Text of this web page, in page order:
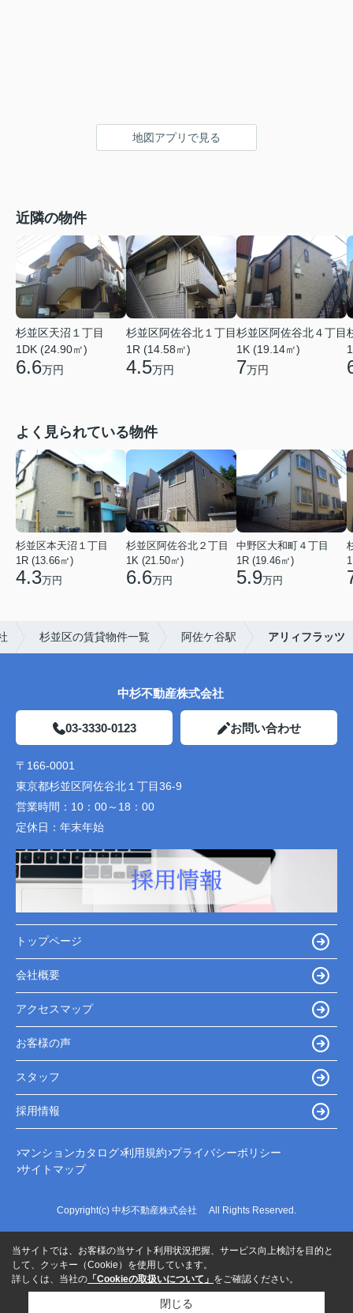
地図アプリで見る
近隣の物件
杉並区天沼１丁目
1DK (24.90㎡)
6.6万円
杉並区阿佐谷北１丁目
1R (14.58㎡)
4.5万円
杉並区阿佐谷北４丁目
1K (19.14㎡)
7万円
よく見られている物件
杉並区本天沼１丁目
1R (13.66㎡)
4.3万円
杉並区阿佐谷北２丁目
1K (21.50㎡)
6.6万円
中野区大和町４丁目
1R (19.46㎡)
5.9万円
杉並区の賃貸物件一覧 阿佐ケ谷駅 アリィフラッツ
中杉不動産株式会社
03-3330-0123 お問い合わせ
〒166-0001
東京都杉並区阿佐谷北１丁目36-9
営業時間： 10：00～18：00
定休日： 年末年始
トップページ
会社概要
アクセスマップ
お客様の声
スタッフ
採用情報
マンションカタログ 利用規約 プライバシーポリシー
サイトマップ
Copyright(c) 中杉不動産株式会社 All Rights Reserved.
当サイトでは、お客様の当サイト利用状況把握、サービス向上検討を目的と
して、クッキー（Cookie）を使用しています。
詳しくは、当社の 「Cookieの取扱いについて」 をご確認ください。
閉じる